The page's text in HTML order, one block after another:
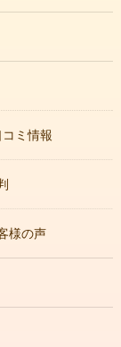
ミ情報
様の声